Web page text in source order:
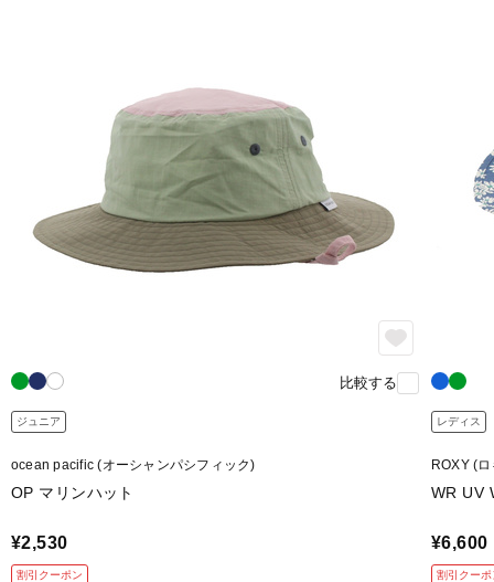
比較する
ジュニア
ocean pacific (オーシャンパシフィック)
OP マリンハット
¥2,530
割引クーポン
レディス
ROXY (
WR UV
¥6,600
割引クーポ